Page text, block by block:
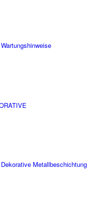
Wartungshinweise
Dekorative Metallbeschichtung